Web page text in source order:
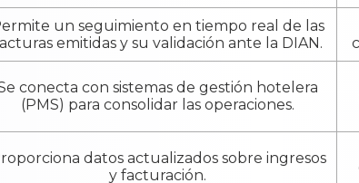
un seguimiento en tiempo real de las
emitidas y su validación ante la DIAN.
conecta con sistemas de gestión hotelera
(PMS) para consolidar las operaciones.
datos actualizados sobre ingresos
y facturación.